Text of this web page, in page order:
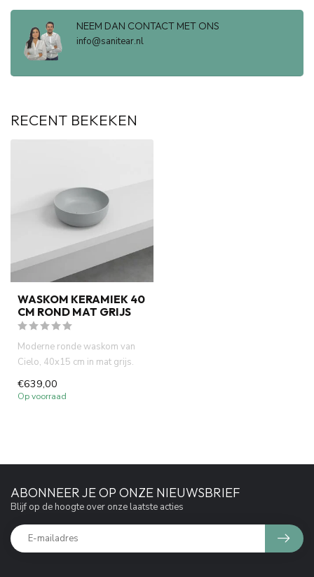
NEEM DAN CONTACT MET ONS
info@sanitear.nl
RECENT BEKEKEN
WASKOM KERAMIEK 40
CM ROND MAT GRIJS
Moderne ronde waskom van
Cielo, 40x15 cm in mat grijs.
Italiaans design, hoge k...
€639,00
Op voorraad
ABONNEER JE OP ONZE NIEUWSBRIEF
Blijf op de hoogte over onze laatste acties